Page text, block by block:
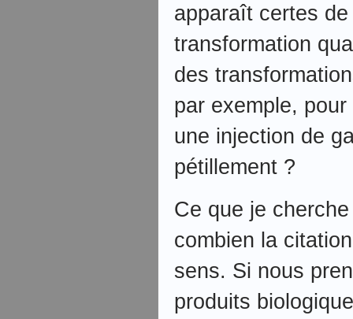
apparaît certes
transformation
des
par exemple,
une injection de
pétillement ?
Ce que je
combien la
sens. Si nous
produits